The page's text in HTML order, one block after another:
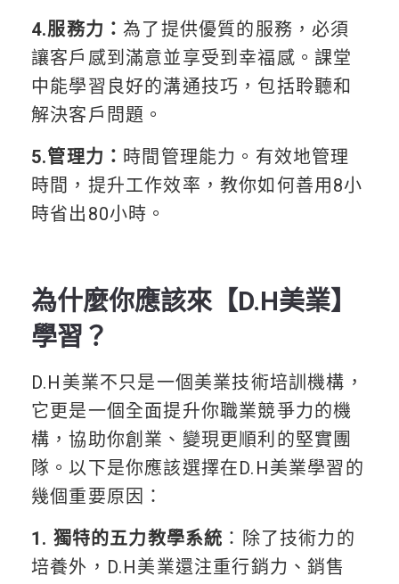
4.服務力：為了提供優質的服務，必須
讓客戶感到滿意並享受到幸福感。課堂
中能學習良好的溝通技巧，包括聆聽和
解決客戶問題。
5.管理力： 時間管理能力。有效地管理
時間，提升工作效率，教你如何善用8小
時省出80小時。
為什麼你應該來【D.H美業】
學習？
D.H美業不只是一個美業技術培訓機構，
它更是一個全面提升你職業競爭力的機
構，協助你創業、變現更順利的堅實團
隊。以下是你應該選擇在D.H美業學習的
幾個重要原因：
1. 獨特的五力教學系統 ：除了技術力的
培養外，D.H美業還注重行銷力、銷售